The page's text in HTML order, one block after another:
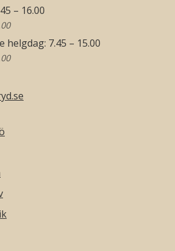
– 16.00
helgdag: 7.45 – 15.00